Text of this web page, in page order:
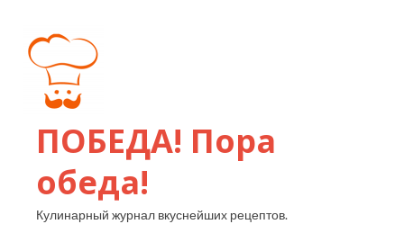
ПОБЕДА! Пора
обеда!
Кулинарный журнал вкуснейших рецептов.